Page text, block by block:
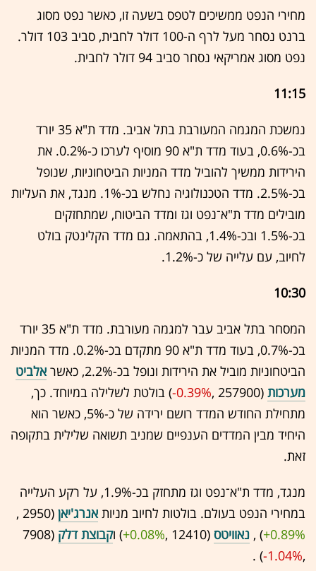
מחירי הנפט ממשיכים לטפס בשעה זו, כאשר נפט מסוג
ברנט נסחר מעל לרף ה-100 דולר לחבית, סביב 103 דולר.
נפט מסוג אמריקאי נסחר סביב 94 דולר לחבית.
11:15
נמשכת המגמה המעורבת בתל אביב. מדד ת"א 35 יורד
בכ-0.6%, בעוד מדד ת"א 90 מוסיף לערכו כ-0.2%. את
הירידות ממשיך להוביל מדד המניות הביטחוניות, שנופל
בכ-2.5%. מדד הטכנולוגיה נחלש בכ-1%. מנגד, את העליות
מובילים מדד ת"א־נפט וגז ומדד הביטוח, שמתחזקים
בכ-1.5% ובכ-1.4%, בהתאמה. גם מדד הקלינטק בולט
לחיוב, עם עלייה של כ-1.2%.
10:30
המסחר בתל אביב עבר למגמה מעורבת. מדד ת"א 35 יורד
בכ-0.7%, בעוד מדד ת"א 90 מתקדם בכ-0.2%. מדד המניות
הביטחוניות מוביל את הירידות ונופל בכ-2.2%, כאשר
אלביט
מערכות (257900 ,‎
-0.39%‏) בולטת לשלילה במיוחד. כך,
מתחילת החודש המדד רושם ירידה של כ-5%, כאשר הוא
היחיד מבין המדדים הענפיים שמניב תשואה שלילית בתקופה
זאת.
מנגד, מדד ת"א־נפט וגז מתחזק בכ-1.9%, על רקע העלייה
במחירי הנפט בעולם. בולטות לחיוב מניותאנרג'יאן (2950 ,‎
+0.89%
‏) , נאוויטס (12410 ,‎
+0.08%‏) וקבוצת דלק (7908
,‎
-1.04%
‏) .